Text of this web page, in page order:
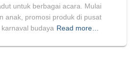
untuk berbagai acara. Mulai
anak, promosi produk di pusat
budaya Read more…